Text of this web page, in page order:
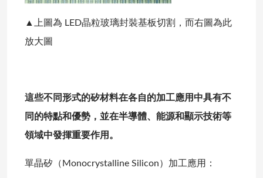
▲上圖為 LED晶粒玻璃封裝基板切割，而右圖為此
放大圖
這些不同形式的矽材料在各自的加工應用中具有不
同的特點和優勢，並在半導體、能源和顯示技術等
領域中發揮重要作用。
單晶矽（Monocrystalline Silicon）加工應用：